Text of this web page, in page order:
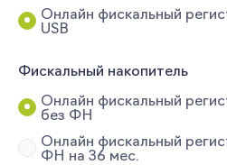
Онлайн фискальный
USB
Фискальный накопитель
Онлайн фискальный
без ФН
Онлайн фискальный
ФН на 36 мес.